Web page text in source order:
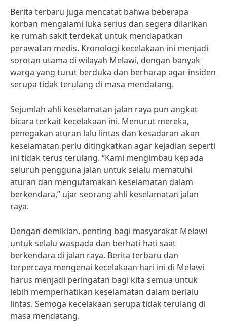
Berita terbaru juga mencatat bahwa beberapa
korban mengalami luka serius dan segera dilarikan
ke rumah sakit terdekat untuk mendapatkan
perawatan medis. Kronologi kecelakaan ini menjadi
sorotan utama di wilayah Melawi, dengan banyak
warga yang turut berduka dan berharap agar insiden
serupa tidak terulang di masa mendatang.
Sejumlah ahli keselamatan jalan raya pun angkat
bicara terkait kecelakaan ini. Menurut mereka,
penegakan aturan lalu lintas dan kesadaran akan
keselamatan perlu ditingkatkan agar kejadian seperti
ini tidak terus terulang. “Kami mengimbau kepada
seluruh pengguna jalan untuk selalu mematuhi
aturan dan mengutamakan keselamatan dalam
berkendara,” ujar seorang ahli keselamatan jalan
raya.
Dengan demikian, penting bagi masyarakat Melawi
untuk selalu waspada dan berhati-hati saat
berkendara di jalan raya. Berita terbaru dan
terpercaya mengenai kecelakaan hari ini di Melawi
harus menjadi peringatan bagi kita semua untuk
lebih memperhatikan keselamatan dalam berlalu
lintas. Semoga kecelakaan serupa tidak terulang di
masa mendatang.